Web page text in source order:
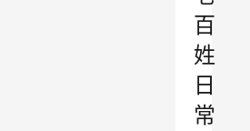
百
姓
日
常